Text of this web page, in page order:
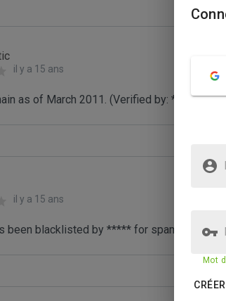
il y a 15 ans
as of March 2011. (Verified by: *****
il y a 15 ans
been blacklisted by ***** for spam.
Mot